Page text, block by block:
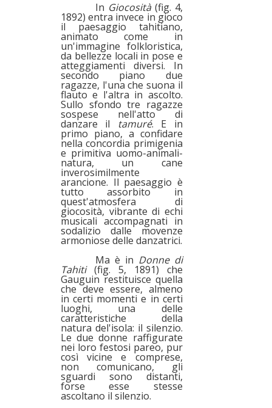
In Giocosità(fig. 4,
1892) entra invece in gioco
il paesaggio tahitiano,
animato come in
un'immagine folkloristica,
da bellezze locali in pose e
atteggiamenti diversi. In
secondo piano due
ragazze, l'una che suona il
flauto e l'altra in ascolto.
Sullo sfondo tre ragazze
sospese nell'atto di
danzare il tamuré. E in
primo piano, a confidare
nella concordia primigenia
e primitiva uomo-animali-
natura, un cane
inverosimilmente
arancione. Il paesaggio è
tutto assorbito in
quest'atmosfera di
giocosità, vibrante di echi
musicali accompagnati in
sodalizio dalle movenze
armoniose delle danzatrici.
Ma è in Donne di
Tahiti(fig. 5, 1891) che
Gauguin restituisce quella
che deve essere, almeno
in certi momenti e in certi
luoghi, una delle
caratteristiche della
natura del'isola: il silenzio.
Le due donne raffigurate
nei loro festosi pareo, pur
così vicine e comprese,
non comunicano, gli
sguardi sono distanti,
forse esse stesse
ascoltano il silenzio.